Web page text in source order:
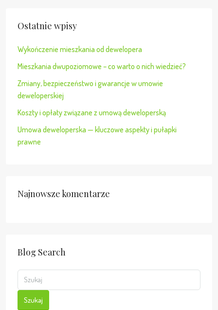
Ostatnie wpisy
Wykończenie mieszkania od dewelopera
Mieszkania dwupoziomowe – co warto o nich wiedzieć?
Zmiany, bezpieczeństwo i gwarancje w umowie
deweloperskiej
Koszty i opłaty związane z umową deweloperską
Umowa deweloperska — kluczowe aspekty i pułapki
prawne
Najnowsze komentarze
Blog Search
Szukaj